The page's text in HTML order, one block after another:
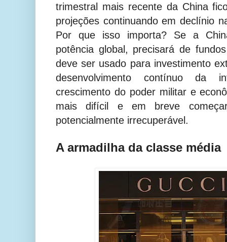
trimestral mais recente da China
projeções continuando em declínio
Por que isso importa? Se a
potência global, precisará de
deve ser usado para investimento
desenvolvimento contínuo da
crescimento do poder militar e
mais difícil e em breve
potencialmente irrecuperável.
A armadilha da classe média